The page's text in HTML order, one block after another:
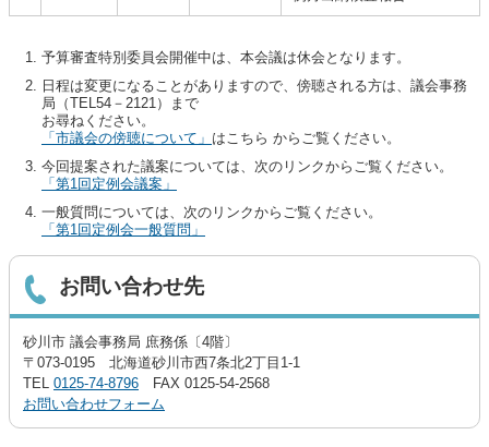
予算審査特別委員会開催中は、本会議は休会となります。
日程は変更になることがありますので、傍聴される方は、議会事務
局（TEL54－2121）まで
お尋ねください。
「市議会の傍聴について」 はこちら からご覧ください。
今回提案された議案については、次のリンクからご覧ください。
「第1回定例会議案」
一般質問については、次のリンクからご覧ください。
「第1回定例会一般質問」
お問い合わせ先
砂川市 議会事務局 庶務係〔4階〕
〒073-0195 北海道砂川市西7条北2丁目1-1
TEL 0125-74-8796 FAX 0125-54-2568
お問い合わせフォーム